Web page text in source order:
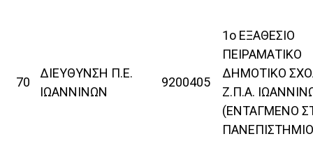
70
ΔΙΕΥΘΥΝΣΗ Π.Ε.
ΙΩΑΝΝΙΝΩΝ
9200405
1ο ΕΞΑΘΕΣΙΟ
ΠΕΙΡΑΜΑΤΙΚΟ
ΔΗΜΟΤΙΚΟ
Ζ.Π.Α.
(ΕΝΤΑΓΜΕΝΟ